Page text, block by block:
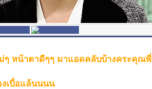
ๆ หน้าตาดีๆๆ มาแอดคลับบ้างคระคุณพี่
เบื่อแล้นนนน